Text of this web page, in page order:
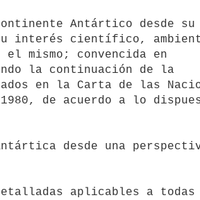
interés científico,
mismo; convencida en
la continuación de la
en la Carta de las
de acuerdo a lo